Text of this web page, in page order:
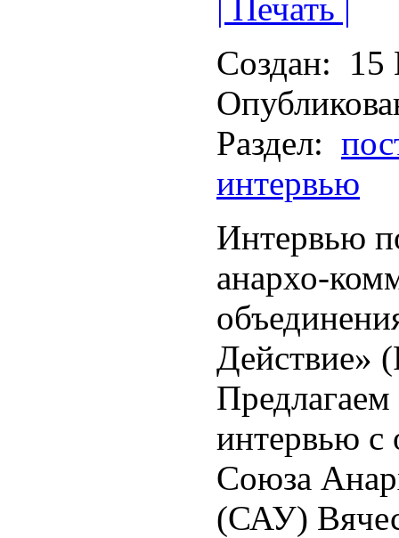
| Печать |
Создан:
15
Раздел:
интервью
Интервью
анархо-
Действие»
интервью с
Союза
(САУ)